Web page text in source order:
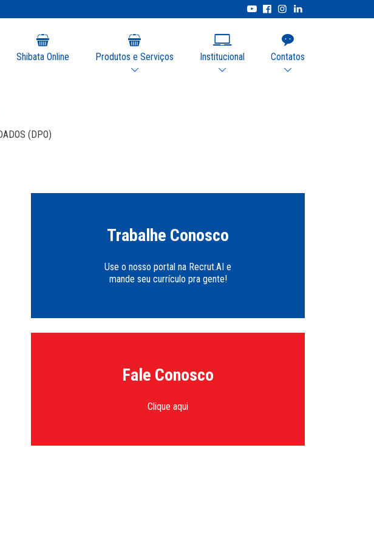
Shibata Online Produtos e Serviços Institucional Contatos
(DPO)
Trabalhe Conosco
Use o nosso portal na Recrut.AI e
mande seu currículo pra gente!
Fale Conosco
Clique aqui